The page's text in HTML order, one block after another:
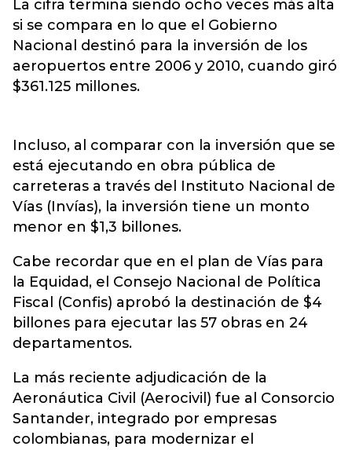
La cifra termina siendo ocho veces más alta
si se compara en lo que el Gobierno
Nacional destinó para la inversión de los
aeropuertos entre 2006 y 2010, cuando giró
$361.125 millones.
Incluso, al comparar con la inversión que se
está ejecutando en obra pública de
carreteras a través del Instituto Nacional de
Vías (Invías), la inversión tiene un monto
menor en $1,3 billones.
Cabe recordar que en el plan de Vías para
la Equidad, el Consejo Nacional de Política
Fiscal (Confis) aprobó la destinación de $4
billones para ejecutar las 57 obras en 24
departamentos.
La más reciente adjudicación de la
Aeronáutica Civil (Aerocivil) fue al Consorcio
Santander, integrado por empresas
colombianas, para modernizar el